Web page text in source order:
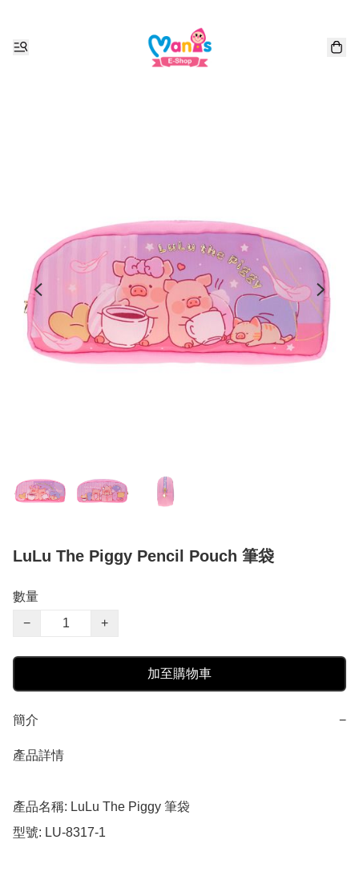
LuLu The Piggy Pencil Pouch 筆袋
數量
−
+
加至購物車
簡介 −
產品詳情
產品名稱: LuLu The Piggy 筆袋
型號: LU-8317-1